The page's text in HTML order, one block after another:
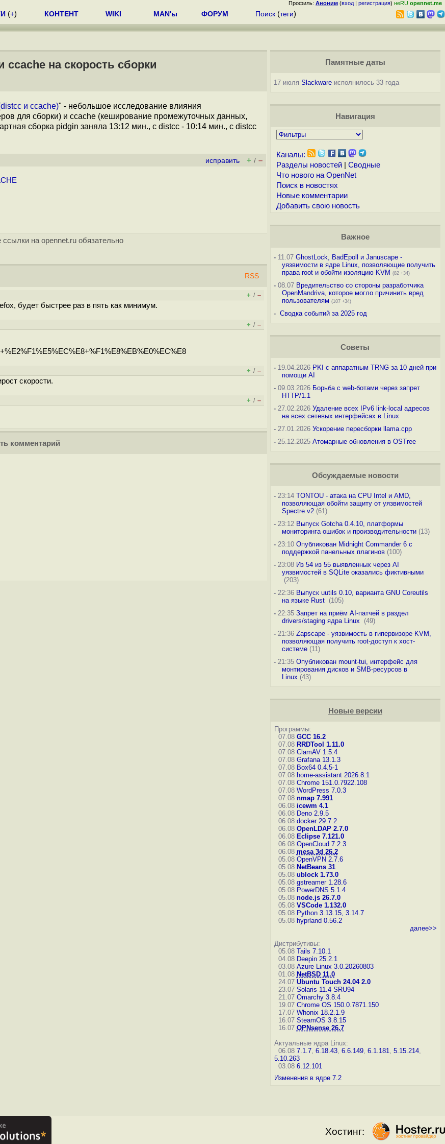
Профиль: Аноним (вход | регистрация) неRU opennet.me
(+) КОНТЕНТ WIKI MAN'ы ФОРУМ Поиск (теги)
на скорость сборки
и ccache)" - небольшое исследование влияния
для сборки) и ccache (кеширование промежуточных данных,
сборка pidgin заняла 13:12 мин., с distcc - 10:14 мин., с distcc
исправить + / –
ссылки на opennet.ru обязательно
RSS
+ / –
будет быстрее раз в пять как минимум.
+ / –
+ / –
скорости.
+ / –
комментарий
Памятные даты
17 июля Slackwareисполнилось 33 года
Навигация
Каналы:
Разделы новостей| Сводные
Что нового на OpenNet
Поиск в новостях
Новые комментарии
Добавить свою новость
Важное
-11.07 GhostLock, BadEpoll и Januscape -
уязвимости в ядре Linux, позволяющие получить
права root и обойти изоляцию KVM (82 +34)
-08.07 Вредительство со стороны разработчика
OpenMandriva, которое могло причинить вред
пользователям (107 +34)
- Сводка событий за 2025 год
Советы
-19.04.2026 PKI с аппаратным TRNG за 10 дней при
помощи AI
-09.03.2026 Борьба с web-ботами через запрет
HTTP/1.1
-27.02.2026 Удаление всех IPv6 link-local адресов
на всех сетевых интерфейсах в Linux
-27.01.2026 Ускорение пересборки llama.cpp
-25.12.2025 Атомарные обновления в OSTree
Обсуждаемые новости
-23:14 TONTOU - атака на CPU Intel и AMD,
позволяющая обойти защиту от уязвимостей
Spectre v2(61)
-23:12 Выпуск Gotcha 0.4.10, платформы
мониторинга ошибок и производительности(13)
-23:10 Опубликован Midnight Commander 6 c
поддержкой панельных плагинов(100)
-23:08 Из 54 из 55 выявленных через AI
уязвимостей в SQLite оказались фиктивными
(203)
-22:36 Выпуск uutils 0.10, варианта GNU Coreutils
на языке Rust (105)
-22:35 Запрет на приём AI-патчей в раздел
drivers/staging ядра Linux
(49)
-21:36 Zapscape - уязвимость в гипервизоре KVM,
позволяющая получить root-доступ к хост-
системе(11)
-21:35 Опубликован mount-tui, интерфейс для
монтирования дисков и SMB-ресурсов в
Linux (43)
Новые версии
Программы:
07.08 GCC 16.2
07.08 RRDTool 1.11.0
07.08 ClamAV 1.5.4
07.08 Grafana 13.1.3
07.08 Box64 0.4.5-1
07.08 home-assistant 2026.8.1
07.08 Chrome 151.0.7922.108
07.08 WordPress 7.0.3
07.08 nmap 7.991
06.08 icewm 4.1
06.08 Deno 2.9.5
06.08 docker 29.7.2
06.08 OpenLDAP 2.7.0
06.08 Eclipse 7.121.0
06.08 OpenCloud 7.2.3
06.08 mesa 3d 26.2
05.08 OpenVPN 2.7.6
05.08 NetBeans 31
05.08 ublock 1.73.0
05.08 gstreamer 1.28.6
05.08 PowerDNS 5.1.4
05.08 node.js 26.7.0
05.08 VSCode 1.132.0
05.08 Python 3.13.15, 3.14.7
05.08 hyprland 0.56.2
далее>>
Дистрибутивы:
05.08 Tails 7.10.1
04.08 Deepin 25.2.1
03.08 Azure Linux 3.0.20260803
01.08 NetBSD 11.0
24.07 Ubuntu Touch 24.04 2.0
23.07 Solaris 11.4 SRU94
21.07 Omarchy 3.8.4
19.07 Chrome OS 150.0.7871.150
17.07 Whonix 18.2.1.9
16.07 SteamOS 3.8.15
16.07 OPNsense 26.7
Актуальные ядра Linux:
06.08 7.1.7, 6.18.43, 6.6.149, 6.1.181, 5.15.214,
5.10.263
03.08 6.12.101
Изменения в ядре 7.2
Хостинг: